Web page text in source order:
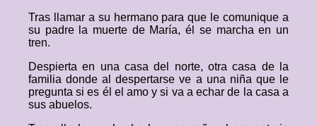
Tras llamar a su hermano para que le comunique a
su padre la muerte de María, él se marcha en un
tren.
Despierta en una casa del norte, otra casa de la
familia donde al despertarse ve a una niña que le
pregunta si es él el amo y si va a echar de la casa a
sus abuelos.